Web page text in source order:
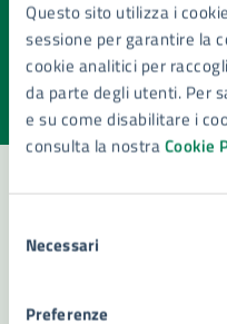
Questo sito utilizza i
sessione per garantire la
cookie analitici per
da parte degli utenti. Per
e su come disabilitare i
consulta la nostraCookie
delNecessari
Preferenze
Quanto sono chiare
pagina?
Valuta la chiarezza delle
Seleziona il numero di
Valuta 5
Valuta 4
Valuta 3 stelle
Valuta 2 stelle su 5
Valuta 1 stelle su 5
Contatta il comune